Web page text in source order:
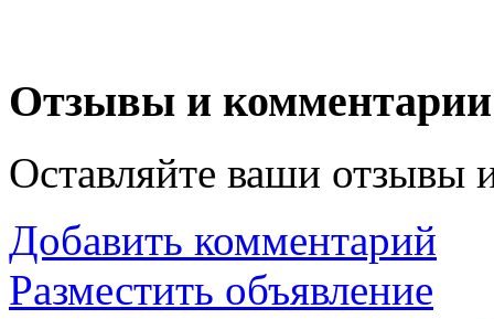
Отзывы и комментарии
Оставляйте ваши отзывы
Добавить комментарий
Разместить объявление